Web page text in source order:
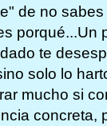
de no
porqué...Un
te
solo lo
mucho si
concreta,